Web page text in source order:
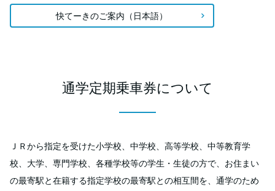
快てーきのご案内（日本語）
通学定期乗車券について
ＪＲから指定を受けた小学校、中学校、高等学校、中等教育学
校、大学、専門学校、各種学校等の学生・生徒の方で、お住まい
の最寄駅と在籍する指定学校の最寄駅との相互間を、通学のため